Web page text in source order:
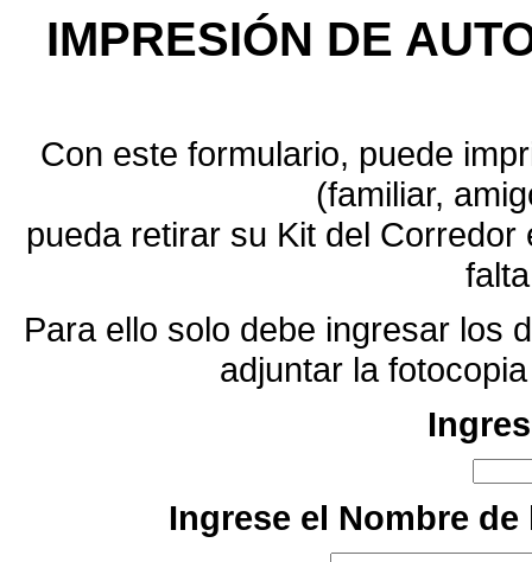
IMPRESIÓN DE
Con este formulario, puede
(familiar,
pueda retirar su Kit del
Para ello solo debe ingresar los
adjuntar la
Ingrese el Nombre